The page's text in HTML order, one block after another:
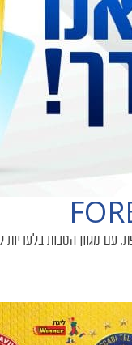
עם מגוון הטבות